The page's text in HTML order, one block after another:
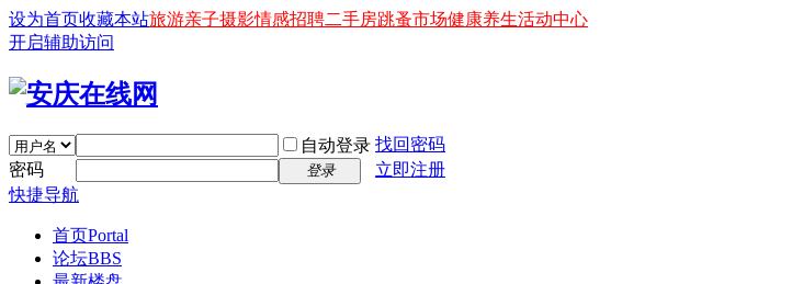
设为首页收藏本站旅游亲子摄影情感招聘二手房跳蚤市场健康养生活动中心
开启辅助访问
自动登录 找回密码
密码
登录
立即注册
快捷导航
首页Portal
论坛BBS